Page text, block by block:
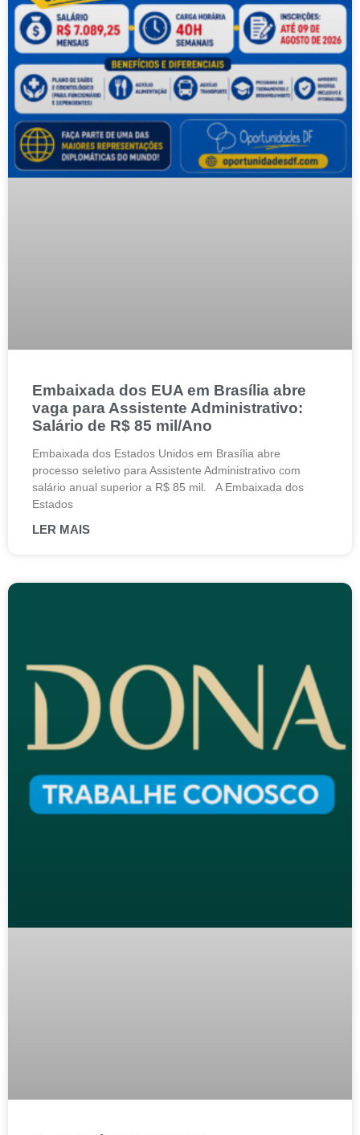
Embaixada dos EUA em Brasília abre
vaga para Assistente Administrativo:
Salário de R$ 85 mil/Ano
Embaixada dos Estados Unidos em Brasília abre
processo seletivo para Assistente Administrativo com
salário anual superior a R$ 85 mil. A Embaixada dos
Estados
LER MAIS